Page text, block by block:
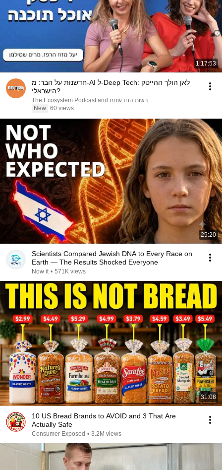
1:17:53
חדשנות על הבר: מ-AI ל-Deep Tech: לאן הולך ההייטק
הישראלי?
The Ecosystem Podcast and רשות החדשנות
New 60 views
25:20
Scientists Compared Jewish DNA to Every Race on
Earth — The Results Shocked Everyone
Now it • 571K views
31:08
10 US Bread Brands to AVOID and 3 That Are
Actually Safe
Consumer Exposed • 3.2M views